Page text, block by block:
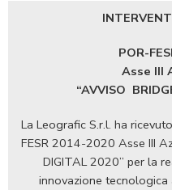
POR-
Asse III
“AVVISO
La Leografic S.r.l. ha
FESR 2014-2020 Asse III
DIGITAL 2020” per la
innovazione tecnologica